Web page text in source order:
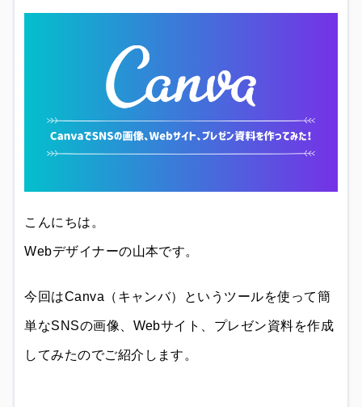
こんにちは。
Webデザイナーの山本です。
今回はCanva（キャンバ）というツールを使って簡
単なSNSの画像、Webサイト、プレゼン資料を作成
してみたのでご紹介します。